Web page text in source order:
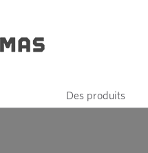
Des produits